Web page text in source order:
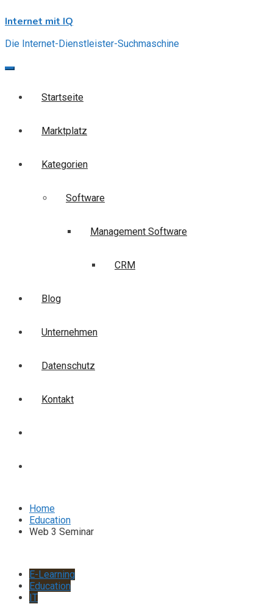
to
Internet mit IQ
Die Internet-Dienstleister-Suchmaschine
Startseite
Marktplatz
Kategorien
Software
Management Software
CRM
Blog
Unternehmen
Datenschutz
Kontakt
Home
Education
Web 3 Seminar
E-Learning
Education
IT